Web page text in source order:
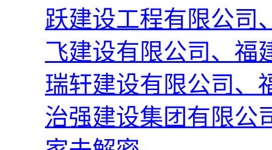
跃建设工程有限公司
飞建设有限公司 、 福
瑞轩建设有限公司 、
治强建设集团有限公